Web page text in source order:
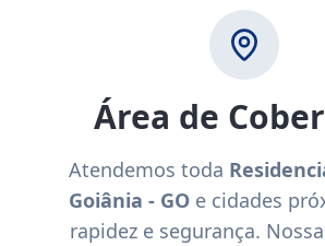
Área de
Atendemos toda
Goiânia - GOe cidades
rapidez e segurança.